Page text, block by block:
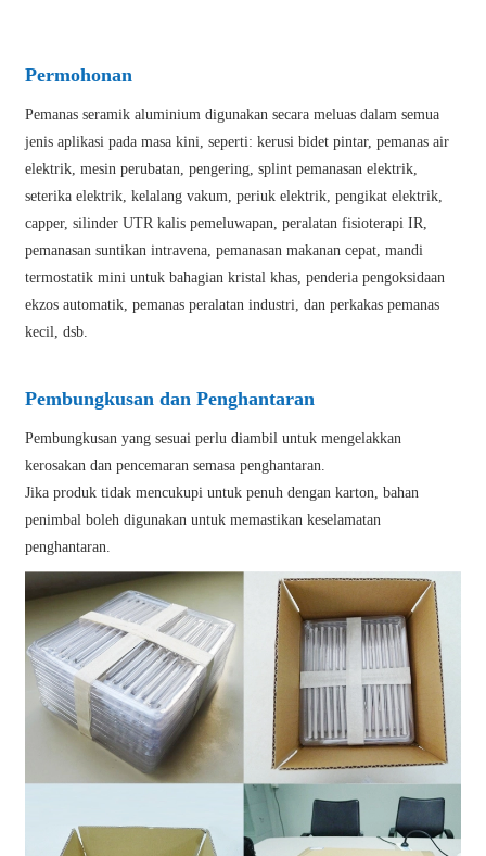
Permohonan
Pemanas seramik aluminium digunakan secara meluas dalam semua
jenis aplikasi pada masa kini, seperti: kerusi bidet pintar, pemanas air
elektrik, mesin perubatan, pengering, splint pemanasan elektrik,
seterika elektrik, kelalang vakum, periuk elektrik, pengikat elektrik,
capper, silinder UTR kalis pemeluwapan, peralatan fisioterapi IR,
pemanasan suntikan intravena, pemanasan makanan cepat, mandi
termostatik mini untuk bahagian kristal khas, penderia pengoksidaan
ekzos automatik, pemanas peralatan industri, dan perkakas pemanas
kecil, dsb.
Pembungkusan dan Penghantaran
Pembungkusan yang sesuai perlu diambil untuk mengelakkan
kerosakan dan pencemaran semasa penghantaran.
Jika produk tidak mencukupi untuk penuh dengan karton, bahan
penimbal boleh digunakan untuk memastikan keselamatan
penghantaran.